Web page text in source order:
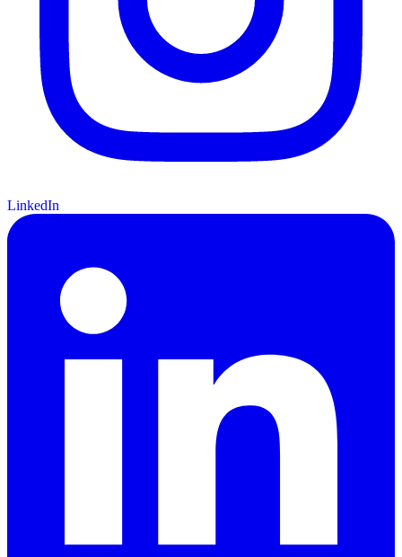
LinkedIn